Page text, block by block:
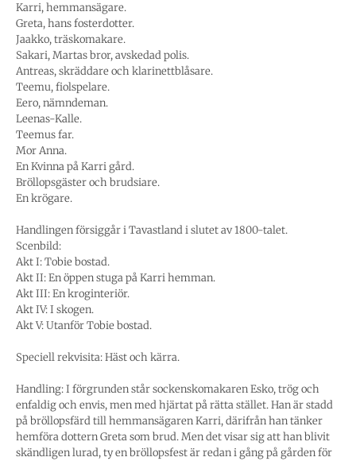
Karri, hemmansägare.
Greta, hans fosterdotter.
Jaakko, träskomakare.
Sakari, Martas bror, avskedad polis.
Antreas, skräddare och klarinettblåsare.
Teemu, fiolspelare.
Eero, nämndeman.
Leenas-Kalle.
Teemus far.
Mor Anna.
En Kvinna på Karri gård.
Bröllopsgäster och brudsiare.
En krögare.
Handlingen försiggår i Tavastland i slutet av 1800-talet.
Scenbild:
Akt I: Tobie bostad.
Akt II: En öppen stuga på Karri hemman.
Akt III: En kroginteriör.
Akt IV: I skogen.
Akt V: Utanför Tobie bostad.
Speciell rekvisita: Häst och kärra.
Handling: I förgrunden står sockenskomakaren Esko, trög och
enfaldig och envis, men med hjärtat på rätta stället. Han är stadd
på bröllopsfärd till hemmansägaren Karri, därifrån han tänker
hemföra dottern Greta som brud. Men det visar sig att han blivit
skändligen lurad, ty en bröllopsfest är redan i gång på gården för